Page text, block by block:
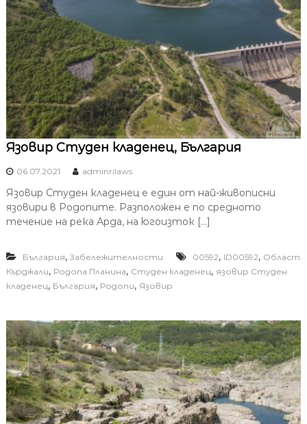
Язовир Студен кладенец, България
06.07.2021 adminrilaws
Язовир Студен кладенец е един от най-живописни
язовири в Родопите. Разположен е по средното
течение на река Арда, на югоизток […]
България, Забележителности 00592, ID00592, Област
Кърджали, Родопа Планина, Студен кладенец, язовир Студен
кладенец, България, Родопи, Язовир